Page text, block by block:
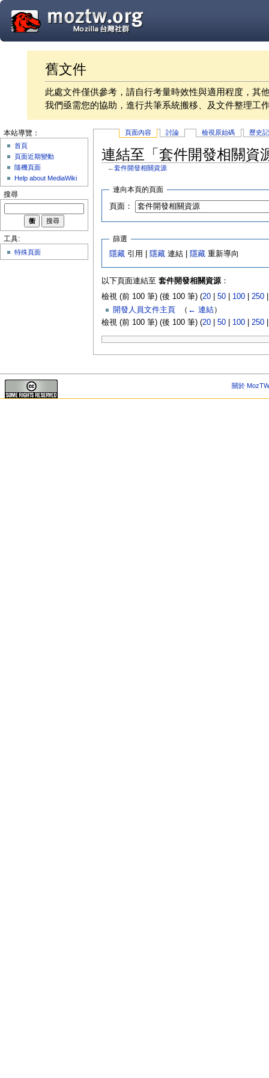
舊文件
此處文件僅供參考，請自行考量時效性與適用程度，其
我們亟需您的協助，進行共筆系統搬移、及文件整理工
頁面內容 討論 檢視原始碼 歷史
連結至「套件開發相關資
←套件開發相關資源
連向本頁的頁面
頁面：
篩選
隱藏 引用 | 隱藏 連結 | 隱藏 重新導向
以下頁面連結至 套件開發相關資源：
檢視 (前 100 筆) (後 100 筆) (20| 50| 100| 250
開發人員文件主頁
（ ← 連結）
檢視 (前 100 筆) (後 100 筆) (20| 50| 100| 250
本站導覽：
首頁
頁面近期變動
隨機頁面
Help about MediaWiki
搜尋
工具:
特殊頁面
關於